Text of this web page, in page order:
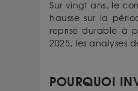
Sur vingt ans, le
hausse sur la
reprise durable à
2025, les analyses
POURQUOI